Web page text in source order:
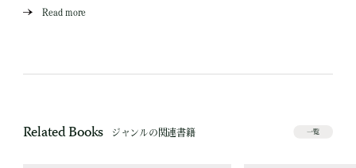
Read more
Related Books ジャンルの関連書籍 一覧